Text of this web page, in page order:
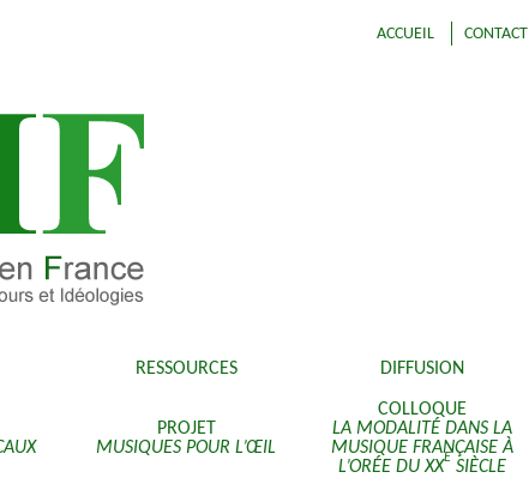
ACCUEIL CONTACT
RESSOURCES DIFFUSION
PROJET
MUSIQUES POUR L’ŒIL
COLLOQUE
LA MODALITÉ DANS LA
MUSIQUE FRANÇAISE À
L’ORÉE DU XXE SIÈCLE